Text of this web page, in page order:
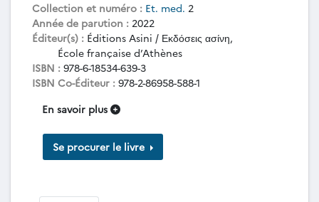
Collection et numéro : Et. med. 2
Année de parution : 2022
Éditeur(s) : Éditions Asini / Εκδόσεις ασίνη,
École française d’Athènes
ISBN : 978-6-18534-639-3
ISBN Co-Éditeur : 978-2-86958-588-1
En savoir plus
Se procurer le livre